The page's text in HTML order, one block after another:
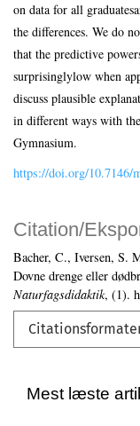
Citation/
Bacher, C., Iversen, S.
Dovne drenge eller
Naturfagsdidaktik, (1).
on data for all
the differences. We do
that the predictive
surprisinglylow when
discuss plausible
in different ways with
Gymnasium.
https://doi.org/10.7146/
Mest læste